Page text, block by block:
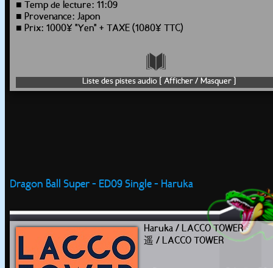
■ Temp de lecture: 11:09
■ Provenance: Japon
■ Prix: 1000¥ "Yen" + TAXE (1080¥ TTC)
Liste des pistes audio [ Afficher / Masquer ]
Dragon Ball Super - ED09 Single - Haruka
Haruka / LACCO TOWER
遥 / LACCO TOWER